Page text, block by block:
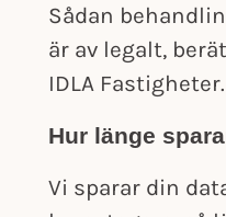
Sådan
är av legalt,
IDLA Fastigheter.
Hur länge
Vi sparar din